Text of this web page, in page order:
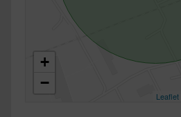
+
−
Leaflet